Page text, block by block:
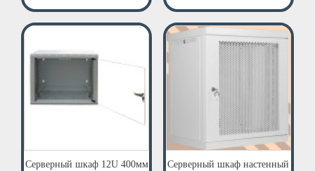
Серверный шкаф 12U 400мм
Серверный шкаф настенный